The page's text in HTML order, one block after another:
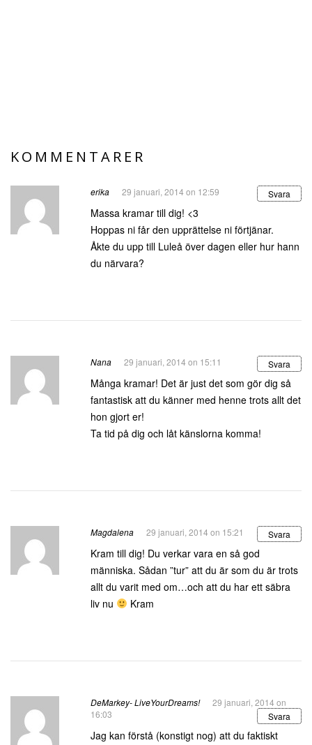
KOMMENTARER
erika 29 januari, 2014 on 12:59 Svara
Massa kramar till dig! <3
Hoppas ni får den upprättelse ni förtjänar.
Åkte du upp till Luleå över dagen eller hur hann
du närvara?
Nana 29 januari, 2014 on 15:11 Svara
Många kramar! Det är just det som gör dig så
fantastisk att du känner med henne trots allt det
hon gjort er!
Ta tid på dig och låt känslorna komma!
Magdalena 29 januari, 2014 on 15:21 Svara
Kram till dig! Du verkar vara en så god
människa. Sådan ”tur” att du är som du är trots
allt du varit med om…och att du har ett säbra
liv nu
Kram
DeMarkey- LiveYourDreams!
29 januari, 2014 on
16:03
Svara
Jag kan förstå (konstigt nog) att du faktiskt